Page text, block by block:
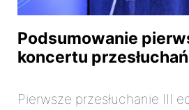
Podsumowanie
koncertu
Pierwsze przesłuchanie III